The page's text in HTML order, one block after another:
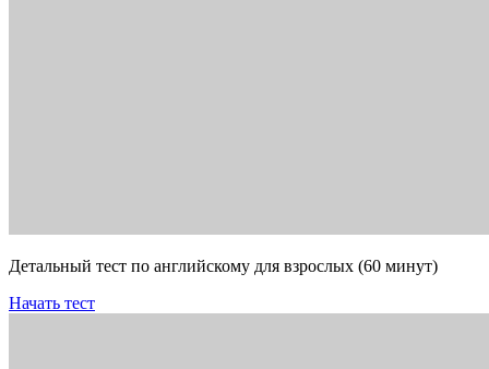
Детальный тест по английскому для взрослых (60 минут)
Начать тест